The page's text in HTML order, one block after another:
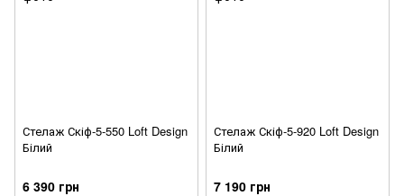
Стелаж Скіф-5-550 Loft Design
Білий
6 390 грн
Стелаж Скіф-5-920 Loft Design
Білий
7 190 грн